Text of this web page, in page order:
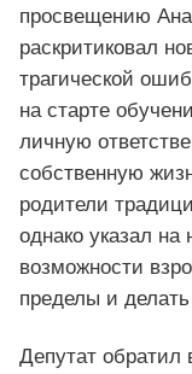
просвещению
раскритиковал
трагической
на старте
личную
собственную
родители
однако указал
возможности
пределы и
Депутат обратил